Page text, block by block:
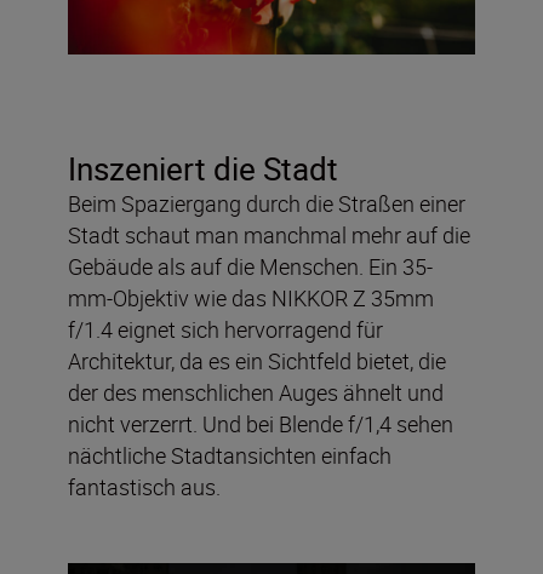
Inszeniert die Stadt
Beim Spaziergang durch die Straßen einer
Stadt schaut man manchmal mehr auf die
Gebäude als auf die Menschen. Ein 35-
mm-Objektiv wie das NIKKOR Z 35mm
f/1.4 eignet sich hervorragend für
Architektur, da es ein Sichtfeld bietet, die
der des menschlichen Auges ähnelt und
nicht verzerrt. Und bei Blende f/1,4 sehen
nächtliche Stadtansichten einfach
fantastisch aus.